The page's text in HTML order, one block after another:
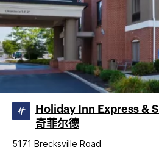
Holiday Inn Express &
奇菲尔德
5171 Brecksville Road